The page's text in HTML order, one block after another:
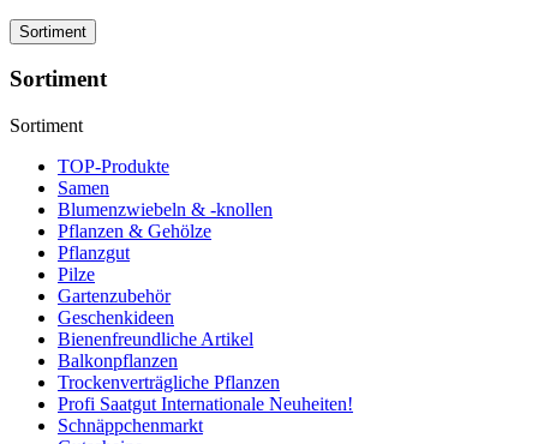
Sortiment
Sortiment
Sortiment
TOP-Produkte
Samen
Blumenzwiebeln & -knollen
Pflanzen & Gehölze
Pflanzgut
Pilze
Gartenzubehör
Geschenkideen
Bienenfreundliche Artikel
Balkonpflanzen
Trockenverträgliche Pflanzen
Profi Saatgut Internationale Neuheiten!
Schnäppchenmarkt